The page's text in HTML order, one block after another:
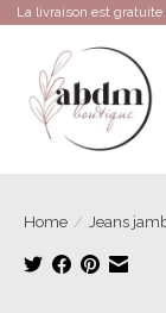
La livraison est
Home / Jeans